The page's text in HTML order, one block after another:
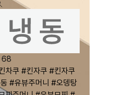
68
차쿠 #킨자쿠 #킨자쿠
#유뷰주머니 #오뎅탕